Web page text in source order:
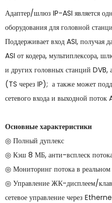
Адаптер/шлюз IP-ASI является
оборудования для головной
Поддерживает вход ASI, получая
ASI от кодера, мультиплексора,
и других головных станций
(TS через IP); а также может
сетевого входа и выходной поток
Основные характеристики
◎ Полный дуплекс
◎ Кэш 8 МБ, анти-всплеск
◎ Мониторинг потока в реальном
◎ Управление ЖК-дисплеем/
сетевое управление через